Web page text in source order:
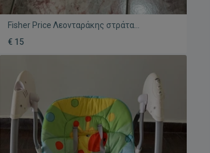
Fisher Price Λεονταράκης στράτα
€ 15